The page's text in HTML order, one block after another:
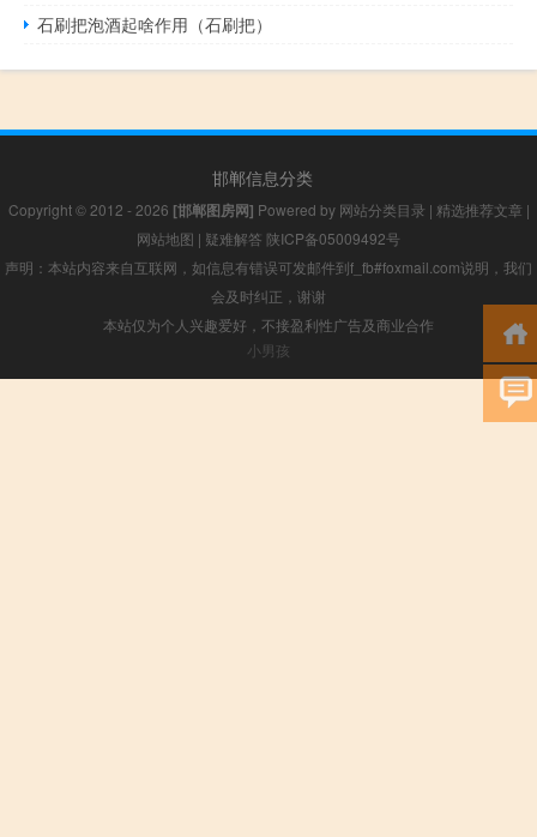
石刷把泡酒起啥作用（石刷把）
邯郸信息分类
Copyright © 2012 - 2026 [邯郸图房网] Powered by 网站分类目录 | 精选推荐文章 |
网站地图 | 疑难解答 陕ICP备05009492号
声明：本站内容来自互联网，如信息有错误可发邮件到f_fb#foxmail.com说明，我们
会及时纠正，谢谢
本站仅为个人兴趣爱好，不接盈利性广告及商业合作
小男孩